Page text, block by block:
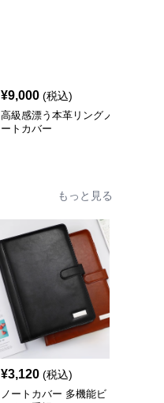
¥9,000 (税込)
高級感漂う本革リングノ
ートカバー
もっと見る
¥3,120 (税込)
ノートカバー 多機能ビ